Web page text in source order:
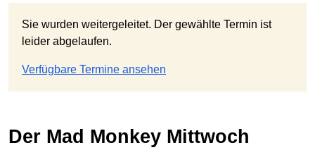
Sie wurden weitergeleitet. Der gewählte Termin ist
leider abgelaufen.
Verfügbare Termine ansehen
Der Mad Monkey Mittwoch